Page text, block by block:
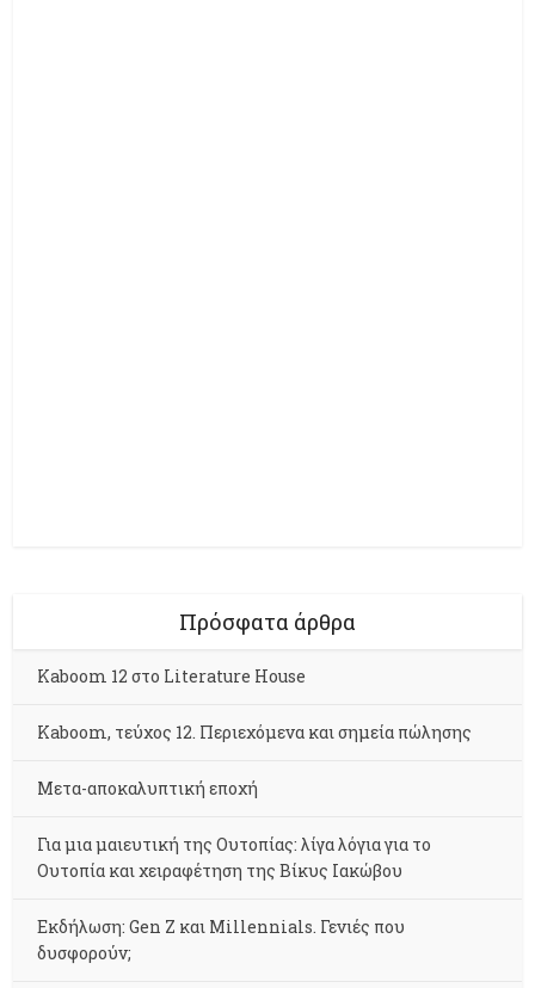
Πρόσφατα άρθρα
Kaboom 12 στο Literature House
Kaboom, τεύχος 12. Περιεχόμενα και σημεία πώλησης
Μετα-αποκαλυπτική εποχή
Για μια μαιευτική της Ουτοπίας: λίγα λόγια για το
Ουτοπία και χειραφέτηση της Βίκυς Ιακώβου
Εκδήλωση: Gen Z και Millennials. Γενιές που
δυσφορούν;